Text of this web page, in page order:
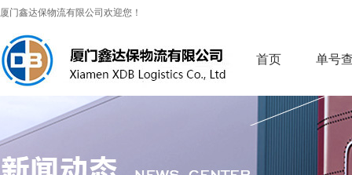
厦门鑫达保物流有限公司欢迎您！
首页 单号